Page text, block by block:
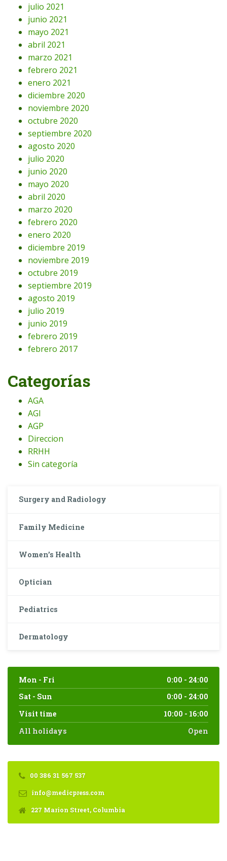
julio 2021
junio 2021
mayo 2021
abril 2021
marzo 2021
febrero 2021
enero 2021
diciembre 2020
noviembre 2020
octubre 2020
septiembre 2020
agosto 2020
julio 2020
junio 2020
mayo 2020
abril 2020
marzo 2020
febrero 2020
enero 2020
diciembre 2019
noviembre 2019
octubre 2019
septiembre 2019
agosto 2019
julio 2019
junio 2019
febrero 2019
febrero 2017
Categorías
AGA
AGI
AGP
Direccion
RRHH
Sin categoría
Surgery and Radiology
Family Medicine
Women’s Health
Optician
Pediatrics
Dermatology
Mon - Fri
0:00 - 24:00
Sat - Sun
0:00 - 24:00
Visit time
10:00 - 16:00
All holidays
Open
00 386 31 567 537
info@medicpress.com
227 Marion Street, Columbia